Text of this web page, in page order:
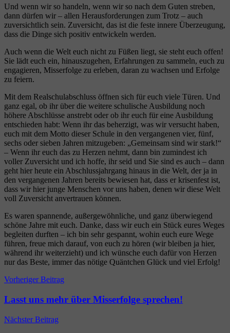
Und wenn wir so handeln, wenn wir so nach dem Guten streben,
dann dürfen wir – allen Herausforderungen zum Trotz – auch
zuversichtlich sein. Zuversicht, das ist die feste innere Überzeugung,
dass die Dinge sich positiv entwickeln werden.
Auch wenn die Welt euch nicht zu Füßen liegt, sie steht euch offen!
Sie lädt euch ein, hinauszugehen, Erfahrungen zu sammeln, euch zu
engagieren, Misserfolge zu erleben, daran zu wachsen und Erfolge
zu feiern.
Mit dem Realschulabschluss öffnen sich für euch viele Türen. Und
ganz egal, ob ihr über die weitere schulische Ausbildung noch
höhere Abschlüsse anstrebt oder ob ihr euch für eine Ausbildung
entschieden habt: Wenn ihr das beherzigt, was wir versucht haben,
euch mit dem Motto dieser Schule in den vergangenen vier, fünf,
sechs oder sieben Jahren mitzugeben: „Gemeinsam sind wir stark!“
– Wenn ihr euch das zu Herzen nehmt, dann bin zumindest ich
voller Zuversicht und ich hoffe, ihr seid und Sie sind es auch – dann
geht hier heute ein Abschlussjahrgang hinaus in die Welt, der ja in
den vergangenen Jahren bereits bewiesen hat, dass er krisenfest ist,
dass wir hier junge Menschen vor uns haben, denen wir diese Welt
voll Zuversicht anvertrauen können.
Es waren spannende, außergewöhnliche, und ganz überwiegend
schöne Jahre mit euch. Danke, dass wir euch ein Stück eures Weges
begleiten durften – ich bin sehr gespannt, wohin euch eure Wege
führen, freue mich darauf, von euch zu hören (wir bleiben ja hier,
während ihr weiterzieht) und ich wünsche euch dafür von Herzen
nur das Beste, immer das nötige Quäntchen Glück und viel Erfolg!
Beitragsnavigation
Vorheriger Beitrag
Lasst uns mehr über Misserfolge sprechen!
Nächster Beitrag